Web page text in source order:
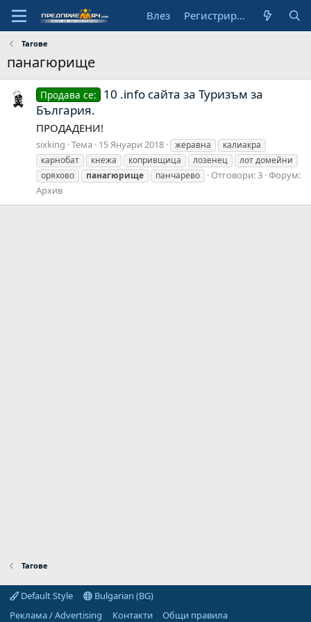
Влез Регистрирай се
Тагове
панагюрище
Продава се:
10 .info сайта за Туризъм за
България.
ПРОДАДЕНИ!
sixking Тема 15 Януари 2018 жеравна
калиакра
карнобат
кнежа копривщица лозенец
лот домейни
оряхово
панагюрище панчарево Отговори: 3 Форум:
Архив
Тагове
Default Style
Bulgarian (BG)
Реклама / Advertising
Контакти
Общи правила